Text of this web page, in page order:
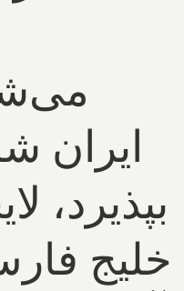
ایران
بپذیرد،
خلیج